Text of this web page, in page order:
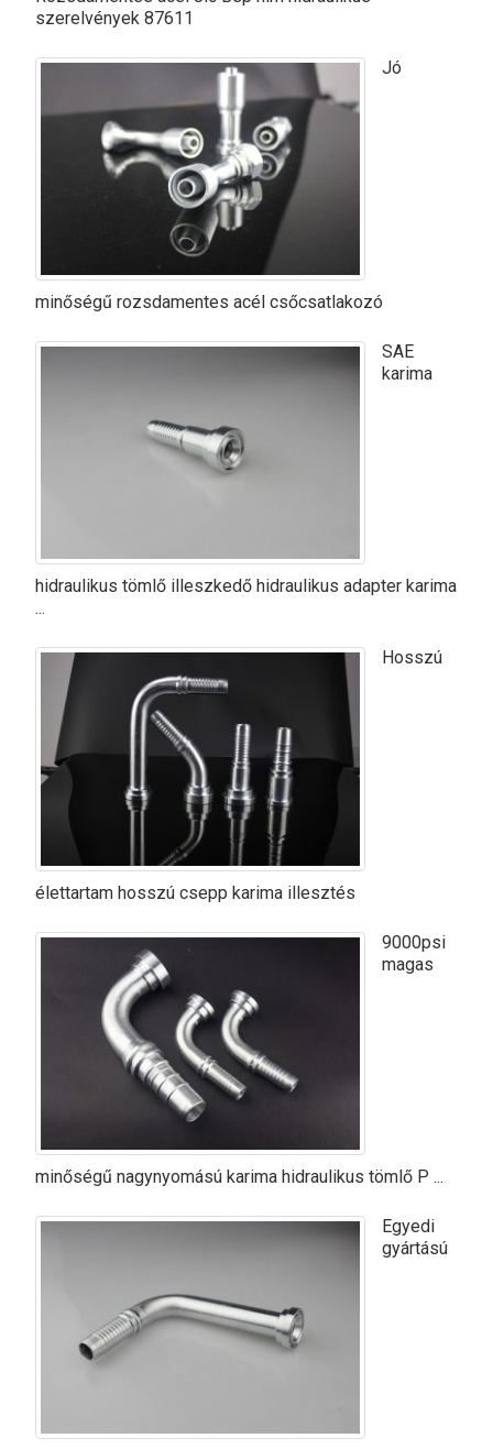
szerelvények 87611
Jó
minőségű rozsdamentes acél csőcsatlakozó
SAE
karima
hidraulikus tömlő illeszkedő hidraulikus adapter karima
...
Hosszú
élettartam hosszú csepp karima illesztés
9000psi
magas
minőségű nagynyomású karima hidraulikus tömlő P ...
Egyedi
gyártású